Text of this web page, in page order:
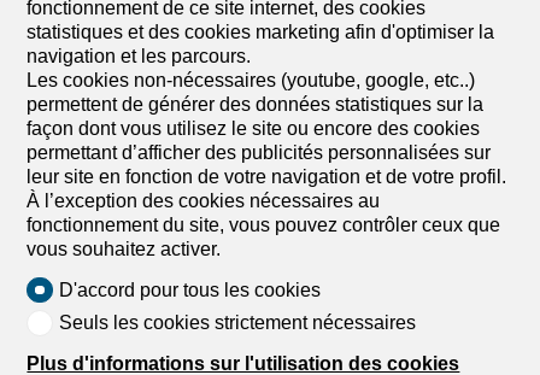
pour un environnement professionnel lumineux et bien
agencé au 1er étage. Ces bureaux offrent : - 2 bureaux
séparés - une cuisine équipée ouverte, idéale pour vos
moments de pause - une salle de bains moderne - un WC
séparé pour plus de confort. L'emplacement parfait pour
faire avancer vos projets Ne laissez pas passer cette
occasion et postulez dès maintenant pour visiter lespace :
https://rentalapplication.zimmermannimmobilier.ch/?
ref=5916-104 Les charges mentionnées, ci-dessus, sont
composées comme suit : CHF 130.- de charges CHF 60.-
fonctionnement de ce site internet, des cookies
statistiques et des cookies marketing afin d'optimiser la
navigation et les parcours.
Les cookies non-nécessaires (youtube, google, etc..)
permettent de générer des données statistiques sur la
façon dont vous utilisez le site ou encore des cookies
permettant d’afficher des publicités personnalisées sur
leur site en fonction de votre navigation et de votre profil.
À l’exception des cookies nécessaires au
fonctionnement du site, vous pouvez contrôler ceux que
vous souhaitez activer.
D'accord pour tous les cookies
Seuls les cookies strictement nécessaires
Plus d'informations sur l'utilisation des cookies